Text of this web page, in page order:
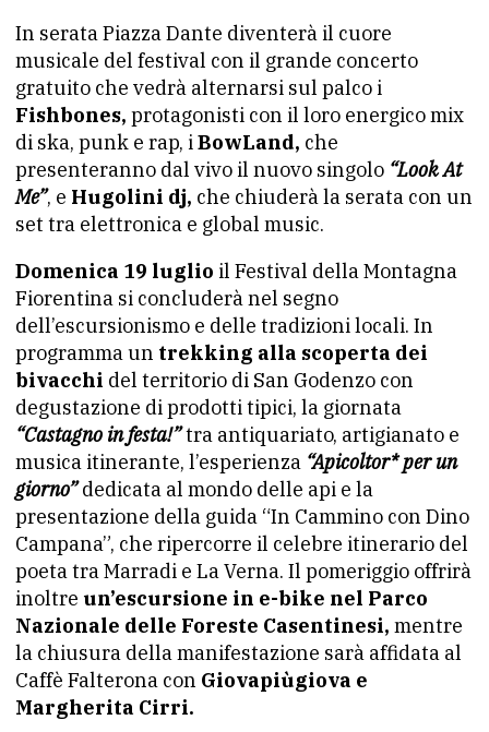
In serata Piazza Dante diventerà il cuore
musicale del festival con il grande concerto
gratuito che vedrà alternarsi sul palco i
Fishbones, protagonisti con il loro energico mix
di ska, punk e rap, iBowLand, che
presenteranno dal vivo il nuovo singolo “Look At
Me”, e Hugolini dj, che chiuderà la serata con un
set tra elettronica e global music.
Domenica 19 luglio il Festival della Montagna
Fiorentina si concluderà nel segno
dell’escursionismo e delle tradizioni locali. In
programma un trekking alla scoperta dei
bivacchi del territorio di San Godenzo con
degustazione di prodotti tipici, la giornata
“Castagno in festa!”tra antiquariato, artigianato e
musica itinerante, l’esperienza “Apicoltor* per un
giorno” dedicata al mondo delle api e la
presentazione della guida “In Cammino con Dino
Campana”, che ripercorre il celebre itinerario del
poeta tra Marradi e La Verna. Il pomeriggio offrirà
inoltre un’escursione in e-bike nel Parco
Nazionale delle Foreste Casentinesi, mentre
la chiusura della manifestazione sarà affidata al
Caffè Falterona con Giovapiùgiova e
Margherita Cirri.